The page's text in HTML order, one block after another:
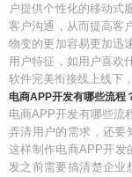
户提供个性化的移动式
客户沟通，从而提高客
物变的更加容易更加迅
用户特征，如用户喜欢
软件完美衔接线上线下
电商APP开发有哪些流程
电商APP开发有哪些流
弄清用户的需求，还要
这样制作电商APP开发
发之前需要搞清楚企业